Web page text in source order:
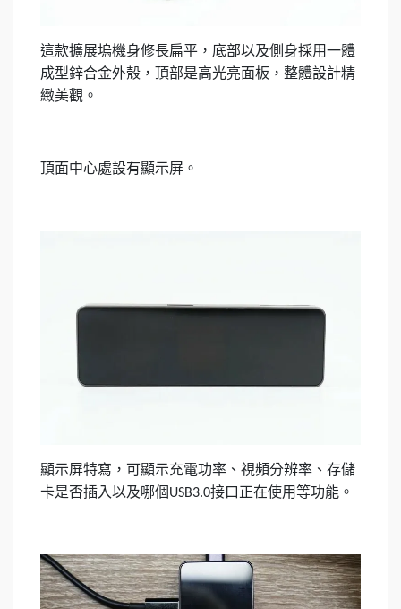
這款擴展塢機身修長扁平，底部以及側身採用一體
成型鋅合金外殼，頂部是高光亮面板，整體設計精
緻美觀。
頂面中心處設有顯示屏。
顯示屏特寫，可顯示充電功率、視頻分辨率、存儲
卡是否插入以及哪個USB3.0接口正在使用等功能。